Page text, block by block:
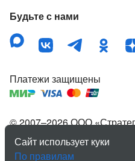
Будьте с нами
© 2007–2026ООО
зарегистрированный
Правовая информация
Платежи защищены
Сайт использует куки
По правилам